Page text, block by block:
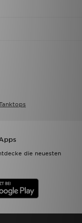
die neuesten